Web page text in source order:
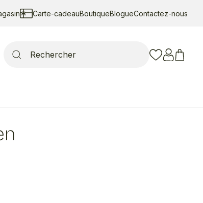
Carte-cadeauBoutiqueBlogueContactez-nous
for: